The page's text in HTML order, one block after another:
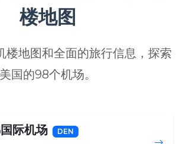
楼地图
楼地图和全面的旅行信息，探索
美国的98个机场。
际机场 DEN